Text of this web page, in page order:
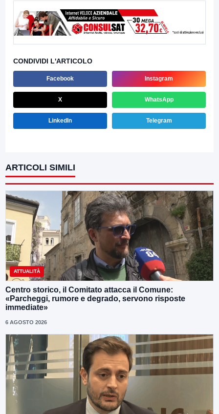
CONDIVIDI L'ARTICOLO
Facebook Instagram
X WhatsApp
LinkedIn Telegram
ARTICOLI SIMILI
ATTUALITÀ
Centro storico, il Comitato attacca il Comune:
«Parcheggi, rumore e degrado, servono risposte
immediate»
6 AGOSTO 2026